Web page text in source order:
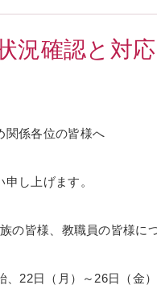
況確認と対
関係各位の皆様へ
し上げます。
の皆様、教職員の皆様に
22日（月）～26日（金